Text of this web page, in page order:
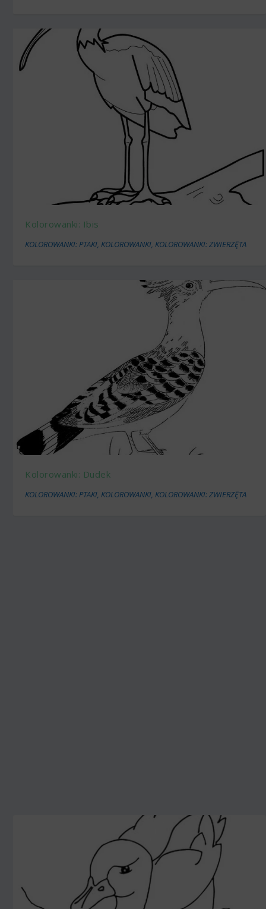
Kolorowanki: Ibis
KOLOROWANKI: PTAKI,KOLOROWANKI,KOLOROWANKI: ZWIERZĘTA
Kolorowanki: Dudek
KOLOROWANKI: PTAKI,KOLOROWANKI,KOLOROWANKI: ZWIERZĘTA